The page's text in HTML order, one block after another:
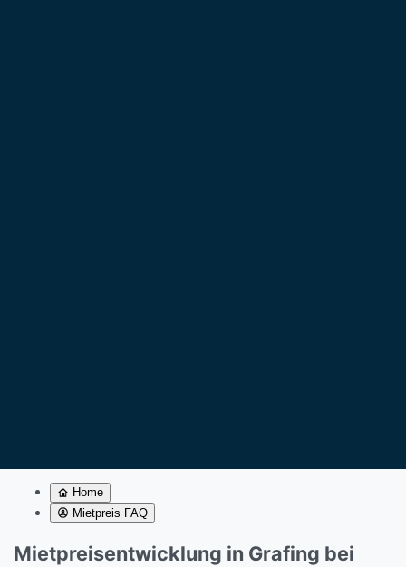
Home
Mietpreis FAQ
Mietpreisentwicklung in Grafing bei